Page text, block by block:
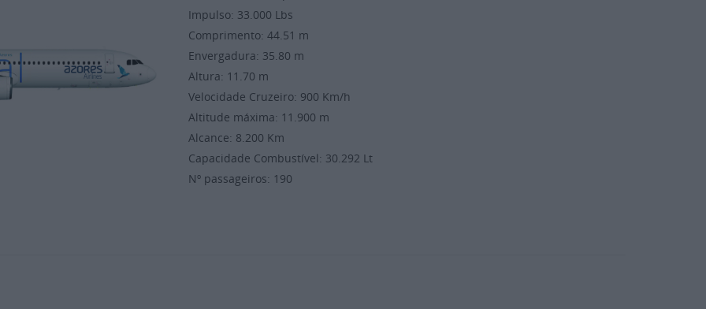
Impulso: 33.000 Lbs
Comprimento: 44.51 m
Envergadura: 35.80 m
Altura: 11.70 m
Velocidade Cruzeiro: 900 Km/h
Altitude máxima: 11.900 m
Alcance: 8.200 Km
Capacidade Combustível: 30.292 Lt
Nº passageiros: 190